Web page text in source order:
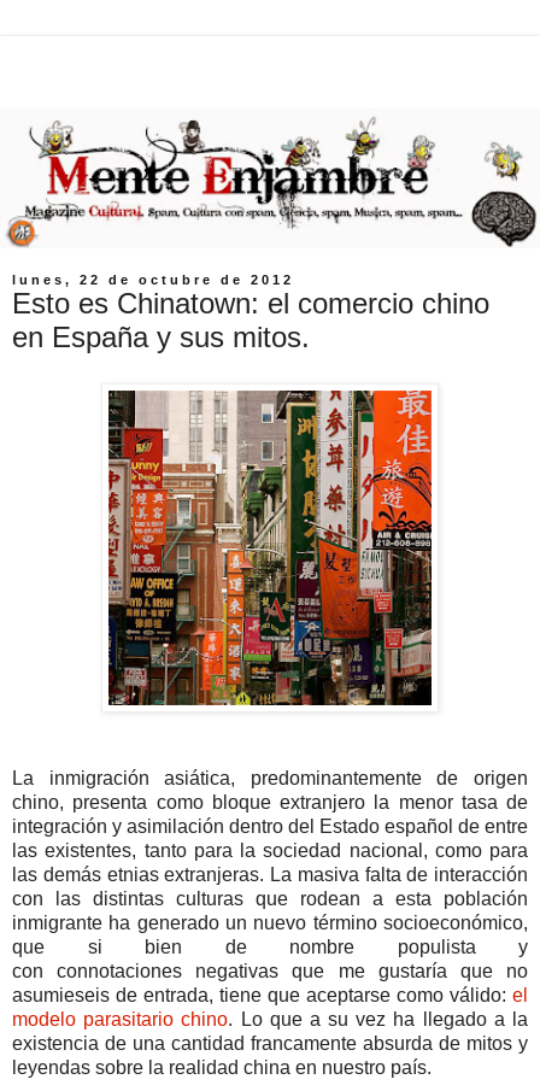
lunes, 22 de octubre de 2012
Esto es Chinatown: el comercio chino
en España y sus mitos.
La inmigración asiática, predominantemente de origen
chino, presenta como bloque extranjero la menor tasa de
integración y asimilación dentro del Estado español de entre
las existentes, tanto para la sociedad nacional, como para
las demás etnias extranjeras. La masiva falta de interacción
con las distintas culturas que rodean a esta población
inmigrante ha generado un nuevo término socioeconómico,
que si bien de nombre populista y
con connotaciones negativas que me gustaría que no
asumieseis de entrada, tiene que aceptarse como válido: el
modelo parasitario chino. Lo que a su vez ha llegado a la
existencia de una cantidad francamente absurda de mitos y
leyendas sobre la realidad china en nuestro país.